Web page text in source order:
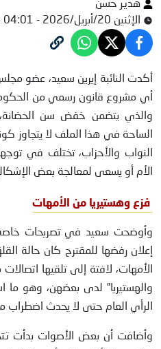
هدير حسن
الإثنين 20/أبريل/2026 - 04:01 م
النائبة إيرين سعيد
أكدت النائبة إيرين سعيد، عضو
أي مشروع قانون رسمي من
والذي يتضمن خفض سن
الساحة في هذا الملف لا يتجاوز
النواب والأحزاب، تختلف في
الأم أو يسعى لمعالجة بعض
فزع وهستيريا من الأمهات
وأوضحت سعيد في تصريحات خاصة
إعلان رفضها للمقترح كان حالة
الأمهات، لافتة إلى تلقيها
والهستيريا” لدى بعضهن، وهو
الرأي العام حتى لا يحدث اضطراب
وأضافت أن بعض الأصوات بدأت